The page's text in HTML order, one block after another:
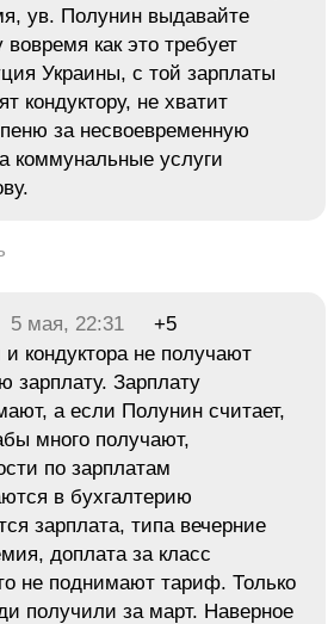
ув. Полунин выдавайте
вовремя как это требует
Украины, с той зарплаты
кондуктору, не хватит
за несвоевременную
коммунальные услуги
5 мая, 22:31
+5
кондуктора не получают
зарплату. Зарплату
а если Полунин считает,
много получают,
по зарплатам
в бухгалтерию
зарплата, типа вечерние
доплата за класс
не поднимают тариф. Только
получили за март. Наверное